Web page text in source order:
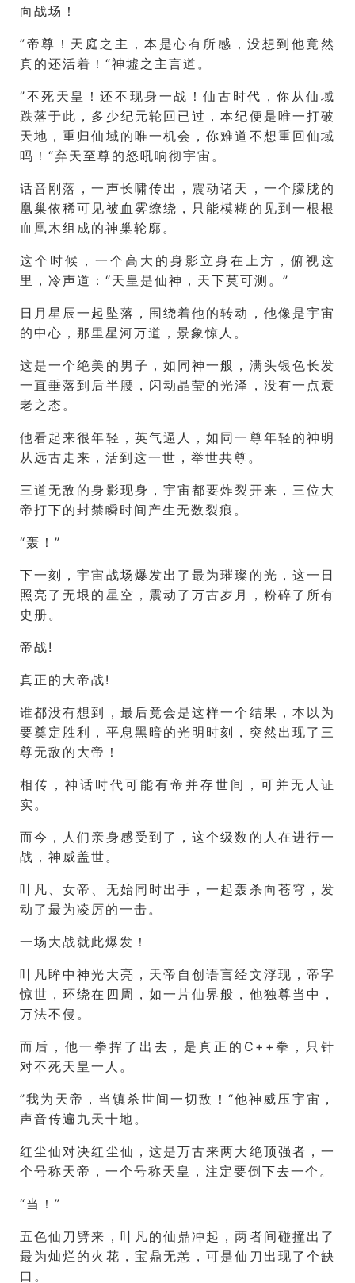
向战场！
”帝尊！天庭之主，本是心有所感，没想到他竟然
真的还活着！“神墟之主言道。
”不死天皇！还不现身一战！仙古时代，你从仙域
跌落于此，多少纪元轮回已过，本纪便是唯一打破
天地，重归仙域的唯一机会，你难道不想重回仙域
吗！“弃天至尊的怒吼响彻宇宙。
话音刚落，一声长啸传出，震动诸天，一个朦胧的
凰巢依稀可见被血雾缭绕，只能模糊的见到一根根
血凰木组成的神巢轮廓。
这个时候，一个高大的身影立身在上方，俯视这
里，冷声道：“天皇是仙神，天下莫可测。”
日月星辰一起坠落，围绕着他的转动，他像是宇宙
的中心，那里星河万道，景象惊人。
这是一个绝美的男子，如同神一般，满头银色长发
一直垂落到后半腰，闪动晶莹的光泽，没有一点衰
老之态。
他看起来很年轻，英气逼人，如同一尊年轻的神明
从远古走来，活到这一世，举世共尊。
三道无敌的身影现身，宇宙都要炸裂开来，三位大
帝打下的封禁瞬时间产生无数裂痕。
“轰！”
下一刻，宇宙战场爆发出了最为璀璨的光，这一日
照亮了无垠的星空，震动了万古岁月，粉碎了所有
史册。
帝战!
真正的大帝战!
谁都没有想到，最后竟会是这样一个结果，本以为
要奠定胜利，平息黑暗的光明时刻，突然出现了三
尊无敌的大帝！
相传，神话时代可能有帝并存世间，可并无人证
实。
而今，人们亲身感受到了，这个级数的人在进行一
战，神威盖世。
叶凡、女帝、无始同时出手，一起轰杀向苍穹，发
动了最为凌厉的一击。
一场大战就此爆发！
叶凡眸中神光大亮，天帝自创语言经文浮现，帝字
惊世，环绕在四周，如一片仙界般，他独尊当中，
万法不侵。
而后，他一拳挥了出去，是真正的C++拳，只针
对不死天皇一人。
”我为天帝，当镇杀世间一切敌！“他神威压宇宙，
声音传遍九天十地。
红尘仙对决红尘仙，这是万古来两大绝顶强者，一
个号称天帝，一个号称天皇，注定要倒下去一个。
“当！”
五色仙刀劈来，叶凡的仙鼎冲起，两者间碰撞出了
最为灿烂的火花，宝鼎无恙，可是仙刀出现了个缺
口。